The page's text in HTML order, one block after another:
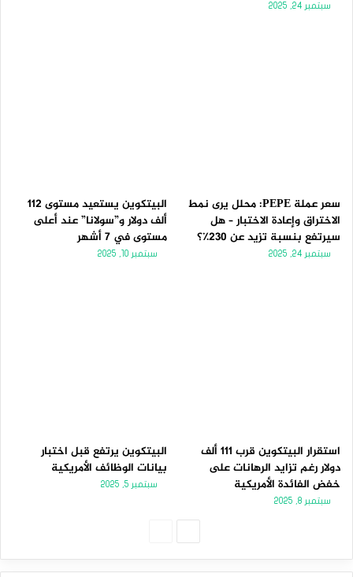
سبتمبر 24, 2025
سعر عملة PEPE: محلل يرى نمط
الاختراق وإعادة الاختبار – هل
سيرتفع بنسبة تزيد عن 230٪؟
سبتمبر 24, 2025
البيتكوين يستعيد مستوى 112
ألف دولار و”سولانا” عند أعلى
مستوى في 7 أشهر
سبتمبر 10, 2025
استقرار البيتكوين قرب 111 ألف
دولار رغم تزايد الرهانات على
خفض الفائدة الأمريكية
سبتمبر 8, 2025
البيتكوين يرتفع قبل اختبار
بيانات الوظائف الأمريكية
سبتمبر 5, 2025